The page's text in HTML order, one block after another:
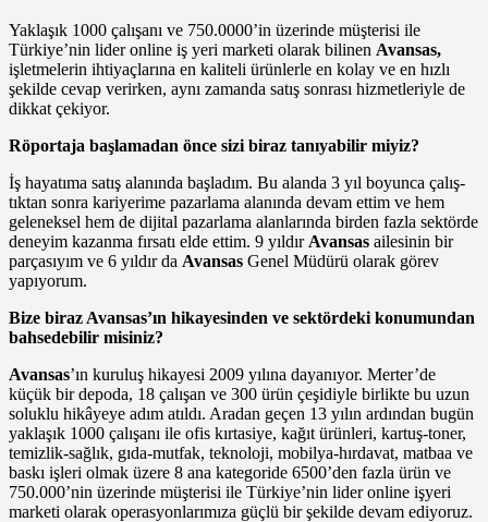
Yaklaşık 1000 çalışanı ve 750.0000’in üzerinde müşterisi ile
Türkiye’nin lider online iş yeri marke­ti olarak bilinen Avansas,
işletmele­rin ihtiyaçlarına en kaliteli ürünlerle en kolay ve en hızlı
şekilde cevap ve­rirken, aynı zamanda satış sonrası hiz­metleriyle de
dikkat çekiyor.
Röportaja başlamadan önce sizi biraz tanıyabilir miyiz?
İş hayatıma satış alanında başla­dım. Bu alanda 3 yıl boyunca çalış­
tıktan sonra kariyerime pazarlama alanında devam ettim ve hem
gele­neksel hem de dijital pazarlama alan­larında birden fazla sektörde
deneyim kazanma fırsatı elde ettim. 9 yıldır Avansas ailesinin bir
parçasıyım ve 6 yıldır da Avansas Genel Müdürü ola­rak görev
yapıyorum.
Bize biraz Avansas’ın hikaye­sinden ve sektördeki konumundan
bahsedebilir misiniz?
Avansas’ın kuruluş hikayesi 2009 yılına dayanıyor. Merter’de
küçük bir depoda, 18 çalışan ve 300 ürün çeşi­diyle birlikte bu uzun
soluklu hikâye­ye adım atıldı. Aradan geçen 13 yılın ardından bugün
yaklaşık 1000 çalışa­nı ile ofis kırtasiye, kağıt ürünleri, kar­tuş-toner,
temizlik-sağlık, gıda-mut­fak, teknoloji, mobilya-hırdavat, matbaa ve
baskı işleri olmak üzere 8 ana kategoride 6500’den fazla ürün ve
750.000’nin üzerinde müşterisi ile Türkiye’nin lider online işyeri
marke­ti olarak operasyonlarımıza güçlü bir şekilde devam ediyoruz.